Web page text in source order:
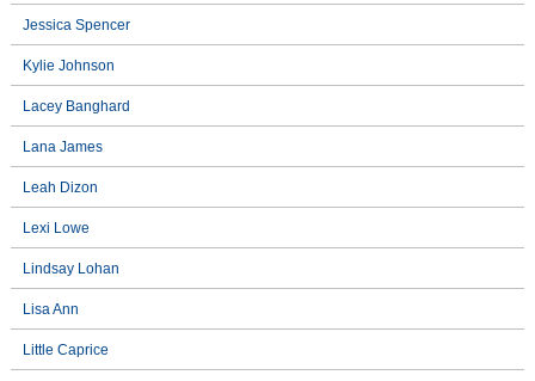
Jessica Spencer
Kylie Johnson
Lacey Banghard
Lana James
Leah Dizon
Lexi Lowe
Lindsay Lohan
Lisa Ann
Little Caprice